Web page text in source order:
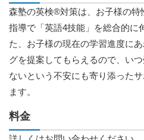
森塾の英検®対策は、お子様の特
指導で「英語4技能」を総合的に
た、お子様の現在の学習進度に
グを提案してもらえるので、い
ないという不安にも寄り添った
ます。
料金